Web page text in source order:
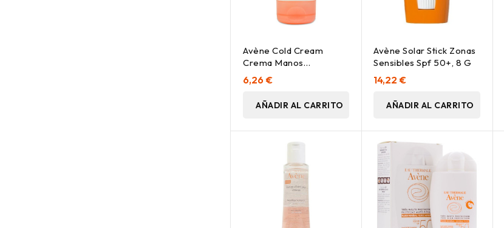
Avène Cold Cream
Crema Manos
Concentrada, 50 Ml
6,26 €
AÑADIR AL CARRITO
Avène Solar Stick Zonas
Sensibles Spf 50+, 8 G
14,22 €
AÑADIR AL CARRITO